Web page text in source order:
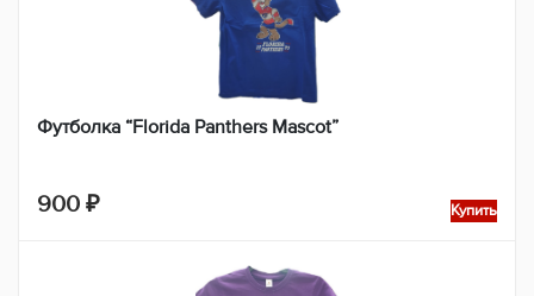
Футболка “Florida Panthers Mascot”
900 ₽ Купить